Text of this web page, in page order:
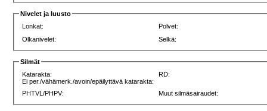
Nivelet ja luusto
Lonkat:
Polvet:
Olkanivelet:
Selkä:
Silmät
Katarakta:
Ei per./vähämerk./avoin/epäilyttävä katarakta:
RD:
PHTVL/PHPV: Muut silmäsairaudet: